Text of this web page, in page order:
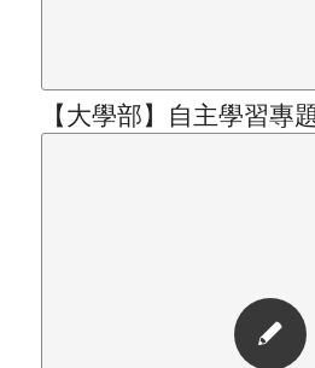
【大學部】自主學習專